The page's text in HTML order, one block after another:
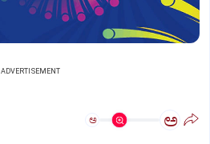
ADVERTISEMENT
ಅ ಅ